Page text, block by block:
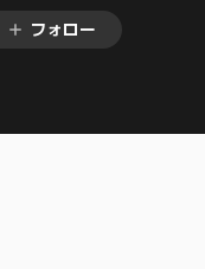
フォロー